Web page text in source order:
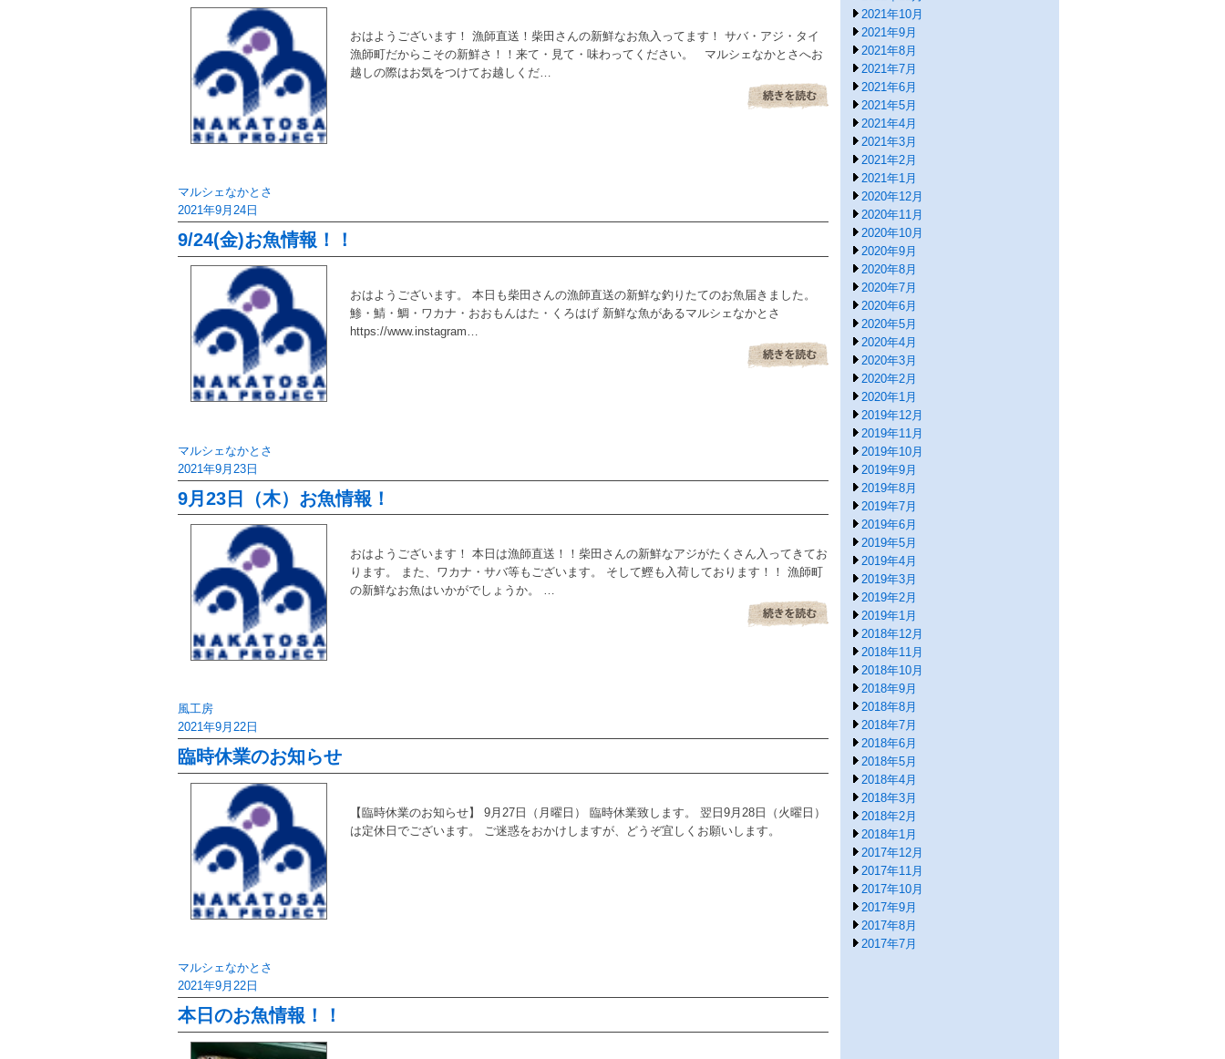
おはようございます！ 漁師直送！柴田さんの新鮮なお魚入ってます！ サバ・アジ・タイ
漁師町だからこその新鮮さ！！来て・見て・味わってください。 マルシェなかとさへお
越しの際はお気をつけてお越しくだ…
マルシェなかとさ
2021年9月24日
9/24(金)お魚情報！！
おはようございます。 本日も柴田さんの漁師直送の新鮮な釣りたてのお魚届きました。
鯵・鯖・鯛・ワカナ・おおもんはた・くろはげ 新鮮な魚があるマルシェなかとさ
https://www.instagram…
マルシェなかとさ
2021年9月23日
9月23日（木）お魚情報！
おはようございます！ 本日は漁師直送！！柴田さんの新鮮なアジがたくさん入ってきてお
ります。 また、ワカナ・サバ等もございます。 そして鰹も入荷しております！！ 漁師町
の新鮮なお魚はいかがでしょうか。 …
風工房
2021年9月22日
臨時休業のお知らせ
【臨時休業のお知らせ】 9月27日（月曜日） 臨時休業致します。 翌日9月28日（火曜日）
は定休日でございます。 ご迷惑をおかけしますが、どうぞ宜しくお願いします。
マルシェなかとさ
2021年9月22日
本日のお魚情報！！
2021年10月
2021年9月
2021年8月
2021年7月
2021年6月
2021年5月
2021年4月
2021年3月
2021年2月
2021年1月
2020年12月
2020年11月
2020年10月
2020年9月
2020年8月
2020年7月
2020年6月
2020年5月
2020年4月
2020年3月
2020年2月
2020年1月
2019年12月
2019年11月
2019年10月
2019年9月
2019年8月
2019年7月
2019年6月
2019年5月
2019年4月
2019年3月
2019年2月
2019年1月
2018年12月
2018年11月
2018年10月
2018年9月
2018年8月
2018年7月
2018年6月
2018年5月
2018年4月
2018年3月
2018年2月
2018年1月
2017年12月
2017年11月
2017年10月
2017年9月
2017年8月
2017年7月